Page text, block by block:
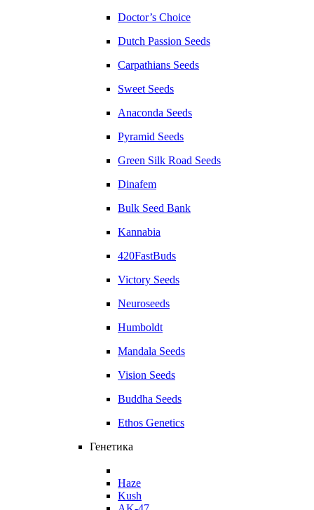
Doctor’s Choice
Dutch Passion Seeds
Carpathians Seeds
Sweet Seeds
Anaconda Seeds
Pyramid Seeds
Green Silk Road Seeds
Dinafem
Bulk Seed Bank
Kannabia
420FastBuds
Victory Seeds
Neuroseeds
Humboldt
Mandala Seeds
Vision Seeds
Buddha Seeds
Ethos Genetics
Генетика
Haze
Kush